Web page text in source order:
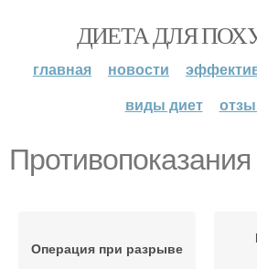
ДИЕТА ДЛЯ
главная новости
виды диет
Операция при разрыве